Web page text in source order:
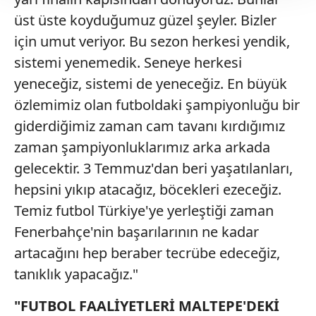
takdirde, kullanıcılara hedefli reklamlar
gösterilmeyecektir."
Sizlere daha iyi bir hizmet sunabilmek için İnternet
Sitemizde kendimize ve üçüncü kişilere ait çerezler
kullanılmaktadır. Bu çerezler vasıtasıyla çeşitli kişisel
verileriniz işlenmekte olup gerekli olan çerezler bilgi
toplumu hizmetlerinin sunulması amacıyla
kullanılmaktadır. Diğer çerezler, sitemizin daha işlevsel
kılınması ve kişiselleştirilmesi ve sizlere yönelik
reklam/pazarlama faaliyetlerinin yapılması, amaçlarıyla
sınırlı olarak açık rızanız dahilinde kullanılacaktır.
Çerezlere ilişkin tercihlerinizi aşağıda yer alan panel
vasıtasıyla belirleyebilirsiniz. Çerezlere ilişkin detaylı bilgi
için Ayarlar butonuna tıklayabilir,
ziyaret edebilirsiniz.
üst üste koyduğumuz güzel şeyler. Bizler
için umut veriyor. Bu sezon herkesi yendik,
sistemi yenemedik. Seneye herkesi
yeneceğiz, sistemi de yeneceğiz. En büyük
özlemimiz olan futboldaki şampiyonluğu bir
giderdiğimiz zaman cam tavanı kırdığımız
zaman şampiyonluklarımız arka arkada
gelecektir. 3 Temmuz'dan beri yaşatılanları,
hepsini yıkıp atacağız, böcekleri ezeceğiz.
Temiz futbol Türkiye'ye yerleştiği zaman
Fenerbahçe'nin başarılarının ne kadar
artacağını hep beraber tecrübe edeceğiz,
tanıklık yapacağız."
"FUTBOL FAALİYETLERİ MALTEPE'DEKİ